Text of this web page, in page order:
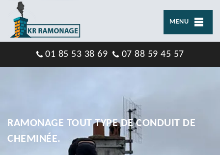
MENU
01 85 53 38 69 07 88 59 45 57
RAMONAGE TOUT TYPE DE CONDUIT DE
CHEMINÉE.